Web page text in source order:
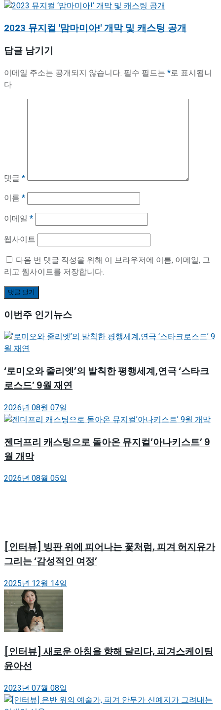
2023 뮤지컬 '맘마미아!' 개막 및 캐스팅 공개
답글 남기기
이메일 주소는 공개되지 않습니다. 필수 필드는 *로 표시됩니
다
댓글 *
이름 *
이메일 *
웹사이트
다음 번 댓글 작성을 위해 이 브라우저에 이름, 이메일, 그
리고 웹사이트를 저장합니다.
이번주 인기뉴스
‘로미오와 줄리엣’의 발칙한 평행세계,연극 ‘스타크
로스드’ 9월 재연
2026년 08월 07일
젠더프리 캐스팅으로 돌아온 뮤지컬’아나키스트’ 9
월 개막
2026년 08월 05일
[인터뷰] 빙판 위에 피어나는 꽃처럼, 피겨 허지유가
그리는 ‘감성적인 여정’
2025년 12월 14일
[인터뷰] 새로운 아침을 향해 달리다, 피겨스케이팅
윤아선
2023년 07월 08일